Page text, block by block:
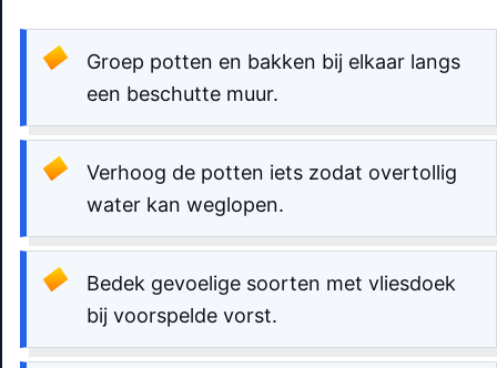
Groep potten en bakken bij elkaar langs
een beschutte muur.
Verhoog de potten iets zodat overtollig
water kan weglopen.
Bedek gevoelige soorten met vliesdoek
bij voorspelde vorst.